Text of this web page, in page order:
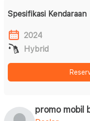
Spesifikasi Kendaraan
2024
Hybrid
promo mobil